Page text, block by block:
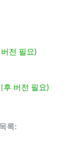
전 필요)
후 버전 필요)
록: